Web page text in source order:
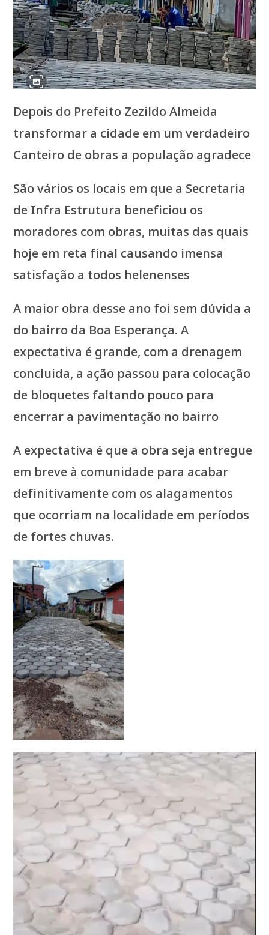
Depois do Prefeito Zezildo Almeida
transformar a cidade em um verdadeiro
Canteiro de obras a população agradece
São vários os locais em que a Secretaria
de Infra Estrutura beneficiou os
moradores com obras, muitas das quais
hoje em reta final causando imensa
satisfação a todos helenenses
A maior obra desse ano foi sem dúvida a
do bairro da Boa Esperança. A
expectativa é grande, com a drenagem
concluida, a ação passou para colocação
de bloquetes faltando pouco para
encerrar a pavimentação no bairro
A expectativa é que a obra seja entregue
em breve à comunidade para acabar
definitivamente com os alagamentos
que ocorriam na localidade em períodos
de fortes chuvas.
Tocador
de
vídeo